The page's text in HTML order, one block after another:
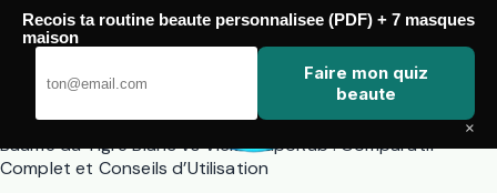
Passer
contenu
Baume du Tigre Blanc vs Vicks VapoRub : Comparatif
Complet et Conseils d’Utilisation
Recois ta routine beaute personnalisee (PDF) + 7 masques
maison
Faire mon quiz
beaute
×